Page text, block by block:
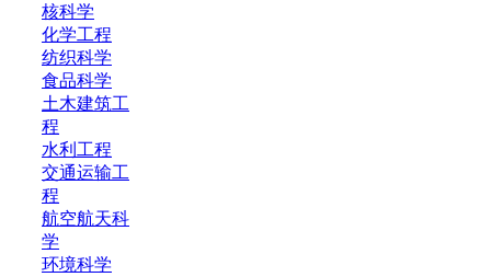
核科学
化学工程
纺织科学
食品科学
土木建筑工
程
水利工程
交通运输工
程
航空航天科
学
环境科学